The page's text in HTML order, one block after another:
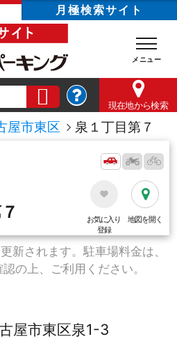
月極検索サイト
現在地から検索
屋市東区 泉１丁目第７
お気に入り
登録
地図を開く
新されます。駐車場料金は、
の上、ご利用ください。
屋市東区泉1-3